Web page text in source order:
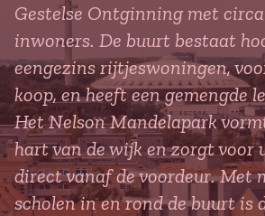
Gestelse Ontginning met
inwoners. De buurt bestaat
eengezins rijtjeswoningen,
koop, en heeft een gemengde
Het Nelson Mandelapark
hart van de wijk en zorgt voor
direct vanaf de voordeur. Met
scholen in en rond de buurt is